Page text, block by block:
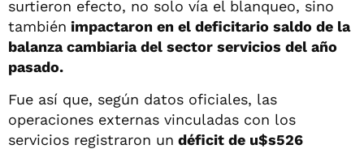
surtieron efecto, no solo vía el blanqueo, sino
también impactaron en el deficitario saldo de la
balanza cambiaria del sector servicios del año
pasado.
Fue así que, según datos oficiales, las
operaciones externas vinculadas con los
servicios registraron un déficit de u$s526